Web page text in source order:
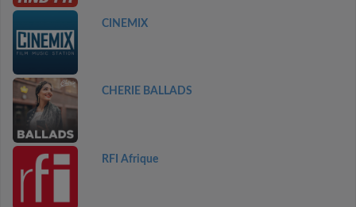
CINEMIX
CHERIE BALLADS
RFI Afrique